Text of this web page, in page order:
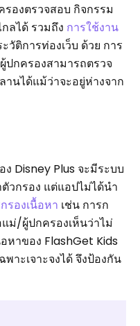
องตรวจสอบ กิจกรรม
ลได้ รวมถึง การใช้งาน
วัติการท่องเว็บ ด้วย การ
ปกครองสามารถตรวจ
นได้แม้ว่าจะอยู่ห่างจาก
Disney Plus จะมีระบบ
วกรอง แต่แอปไม่ได้นำ
รองเนื้อหา เช่น การก
ม่/ผู้ปกครองเห็นว่าไม่
หาของ FlashGet Kids
าะเจาะจงได้ จึงป้องกัน